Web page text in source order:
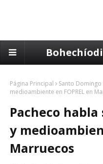
Página Principal Santo Domingo
medioambiente en FOPREL en
Pacheco
y
Marruecos